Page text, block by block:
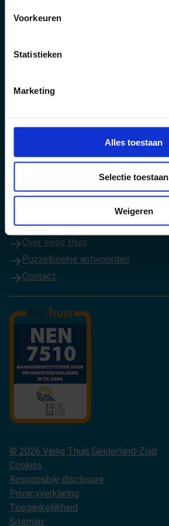
Voorkeuren
Statistieken
Marketing
Alles toestaan
Selectie toestaan
Weigeren
Klachtenregeling Veilig Thuis
Onze nieuwsbrieven
Advies of hulp nodig
Professionals
Over veilig thuis
Puzzelboekje antwoorden
Contact
© 2026 Veilig Thuis Gelderland-Zuid
Cookies
Responsible disclosure
Privacyverklaring
Toegankelijkheid
Sitemap